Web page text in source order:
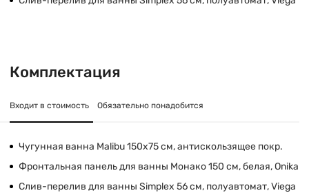
Комплектация
Входит в стоимость Обязательно понадобится
Чугунная ванна Malibu 150х75 см, антискользящее покр.
Фронтальная панель для ванны Монако 150 см, белая, Onika
Слив-перелив для ванны Simplex 56 см, полуавтомат, Viega